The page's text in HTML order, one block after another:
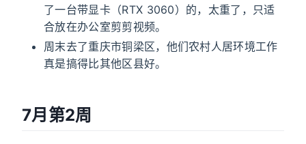
了一台带显卡（RTX 3060）的，太重了，只适
合放在办公室剪剪视频。
周末去了重庆市铜梁区，他们农村人居环境工作
真是搞得比其他区县好。
7月第2周